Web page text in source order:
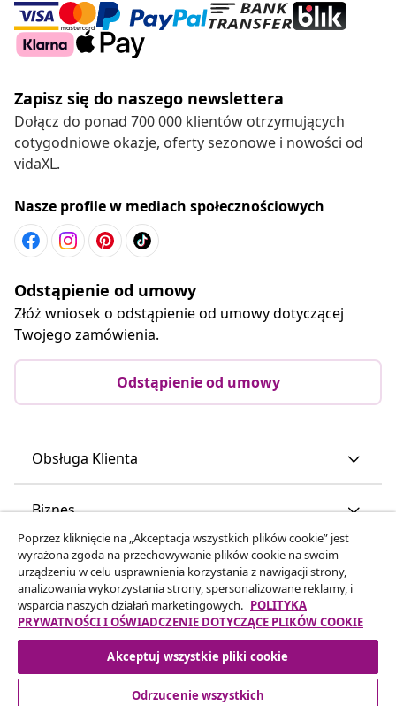
Zapisz się do naszego newslettera
Dołącz do ponad 700 000 klientów otrzymujących
cotygodniowe okazje, oferty sezonowe i nowości od
vidaXL.
Nasze profile w mediach społecznościowych
Odstąpienie od umowy
Złóż wniosek o odstąpienie od umowy dotyczącej
Twojego zamówienia.
Odstąpienie od umowy
Obsługa Klienta
Biznes
vidaXL
Odkryj więcej
Poprzez kliknięcie na „Akceptacja wszystkich plików cookie” jest
wyrażona zgoda na przechowywanie plików cookie na swoim
urządzeniu w celu usprawnienia korzystania z nawigacji strony,
analizowania wykorzystania strony, spersonalizowane reklamy, i
wsparcia naszych działań marketingowych. POLITYKA
PRYWATNOŚCI I OŚWIADCZENIE DOTYCZĄCE PLIKÓW COOKIE
Akceptuj wszystkie pliki cookie
Odrzucenie wszystkich